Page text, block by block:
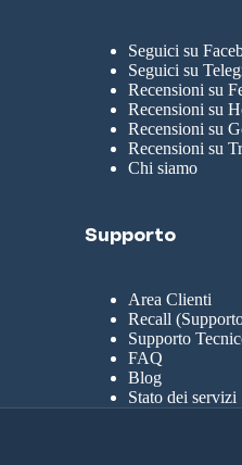
Seguici su
Seguici su
Recensioni su
Recensioni su
Recensioni su
Recensioni su
Chi siamo
Supporto
Area Clienti
Recall
Supporto
FAQ
Blog
Stato dei servizi